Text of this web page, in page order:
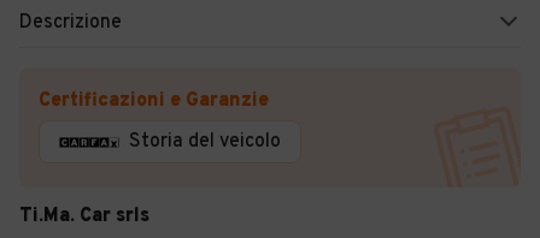
Descrizione
Certificazioni e Garanzie
Storia del veicolo
Ti.Ma. Car srls